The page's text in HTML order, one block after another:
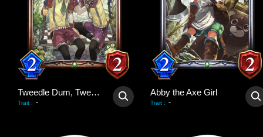
Tweedle Dum, Tweedle Dee
Trait : -
Abby the Axe Girl
Trait : -